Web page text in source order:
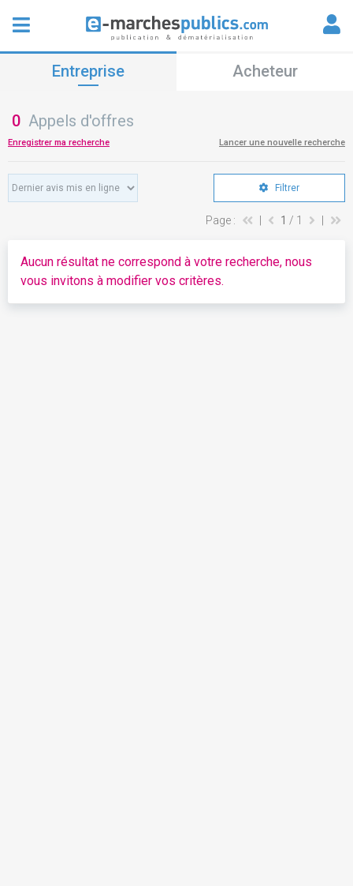
Entreprise Acheteur
0 Appels d'offres
Enregistrer ma recherche Lancer une nouvelle recherche
Filtrer
Page : 1 / 1
Aucun résultat ne correspond à votre recherche, nous
vous invitons à modifier vos critères.